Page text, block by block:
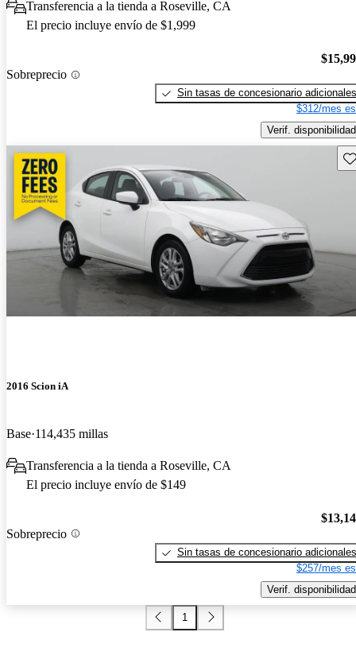
Transferencia a la tienda a Roseville, CA
El precio incluye envío de $1,999
Sobreprecio
Sin tasas de concesionario adicionales
$312/mes
Verif. disponibilidad
2016 Scion iA
Base 114,435 millas
Transferencia a la tienda a Roseville, CA
El precio incluye envío de $149
Sobreprecio
Sin tasas de concesionario adicionales
$257/mes
Verif. disponibilidad
1